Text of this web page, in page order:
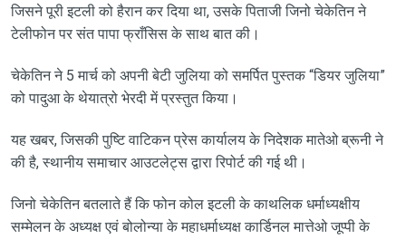
जिसने पूरी इटली को हैरान कर दिया था, उसके पिताजी जिनो चेकेतिन ने
टेलीफोन पर संत पापा फ्राँसिस के साथ बात की।
चेकेतिन ने 5 मार्च को अपनी बेटी जुलिया को समर्पित पुस्तक “डियर जुलिया”
को पादुआ के थेयात्रो भेरदी में प्रस्तुत किया।
यह खबर, जिसकी पुष्टि वाटिकन प्रेस कार्यालय के निदेशक मातेओ ब्रूनी ने
की है, स्थानीय समाचार आउटलेट्स द्वारा रिपोर्ट की गई थी।
जिनो चेकेतिन बतलाते हैं कि फोन कोल इटली के काथलिक धर्माध्यक्षीय
सम्मेलन के अध्यक्ष एवं बोलोन्या के महाधर्माध्यक्ष कार्डिनल मात्तेओ जूप्पी के